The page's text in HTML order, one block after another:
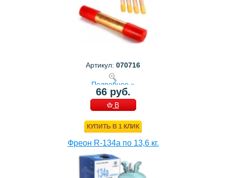
Артикул: 070716
Подробнее »
66 руб.
В
КУПИТЬ В 1 КЛИК
Фреон R-134a по 13,6 кг.